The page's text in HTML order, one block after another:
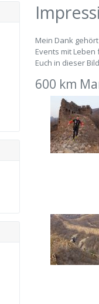
Mein Dank
Events mit
Euch in dieser
600 km